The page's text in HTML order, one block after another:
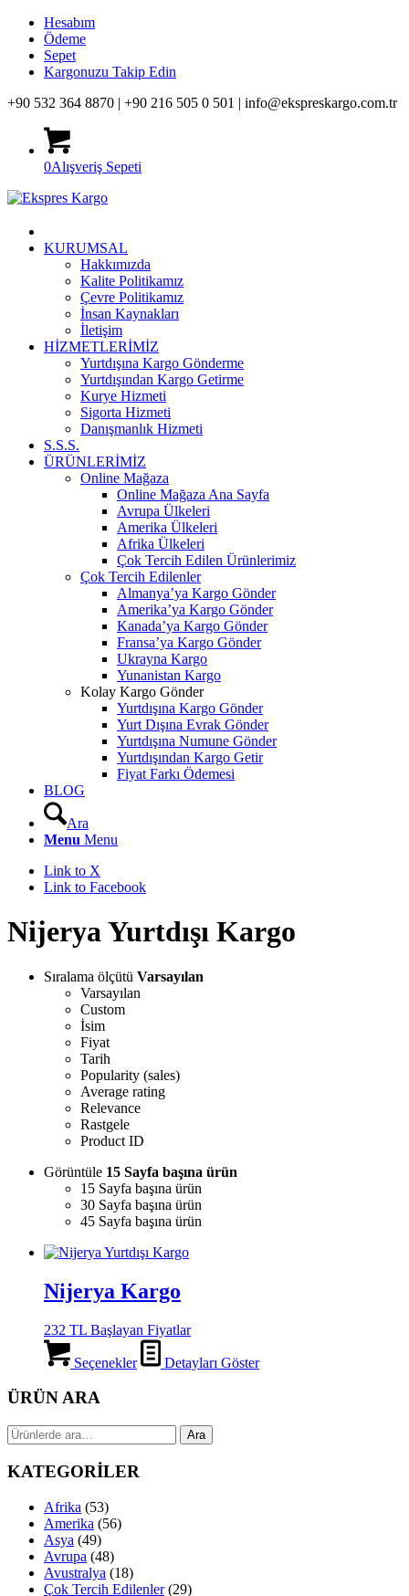
Hesabım
Ödeme
Sepet
Kargonuzu Takip Edin
+90 532 364 8870 | +90 216 505 0 501 | info@ekspreskargo.com.tr
0Alışveriş Sepeti
KURUMSAL
Hakkımızda
Kalite Politikamız
Çevre Politikamız
İnsan Kaynakları
İletişim
HİZMETLERİMİZ
Yurtdışına Kargo Gönderme
Yurtdışından Kargo Getirme
Kurye Hizmeti
Sigorta Hizmeti
Danışmanlık Hizmeti
S.S.S.
ÜRÜNLERİMİZ
Online Mağaza
Online Mağaza Ana Sayfa
Avrupa Ülkeleri
Amerika Ülkeleri
Afrika Ülkeleri
Çok Tercih Edilen Ürünlerimiz
Çok Tercih Edilenler
Almanya’ya Kargo Gönder
Amerika’ya Kargo Gönder
Kanada’ya Kargo Gönder
Fransa’ya Kargo Gönder
Ukrayna Kargo
Yunanistan Kargo
Kolay Kargo Gönder
Yurtdışına Kargo Gönder
Yurt Dışına Evrak Gönder
Yurtdışına Numune Gönder
Yurtdışından Kargo Getir
Fiyat Farkı Ödemesi
BLOG
Ara
Menu Menu
Link to X
Link to Facebook
Nijerya Yurtdışı Kargo
Sıralama ölçütü Varsayılan
Varsayılan
Custom
İsim
Fiyat
Tarih
Popularity (sales)
Average rating
Relevance
Rastgele
Product ID
Görüntüle 15 Sayfa başına ürün
15 Sayfa başına ürün
30 Sayfa başına ürün
45 Sayfa başına ürün
Nijerya Kargo
232 TL Başlayan Fiyatlar
Seçenekler Detayları Göster
ÜRÜN ARA
Ara: Ara
KATEGORİLER
Afrika (53)
Amerika (56)
Asya (49)
Avrupa (48)
Avustralya (18)
Çok Tercih Edilenler (29)